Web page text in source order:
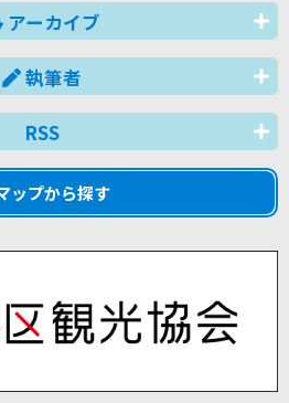
アーカイブ
執筆者
RSS
ップから探す